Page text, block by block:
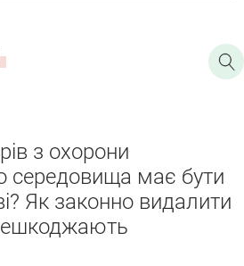
з охорони
середовища має бути
Як законно видалити